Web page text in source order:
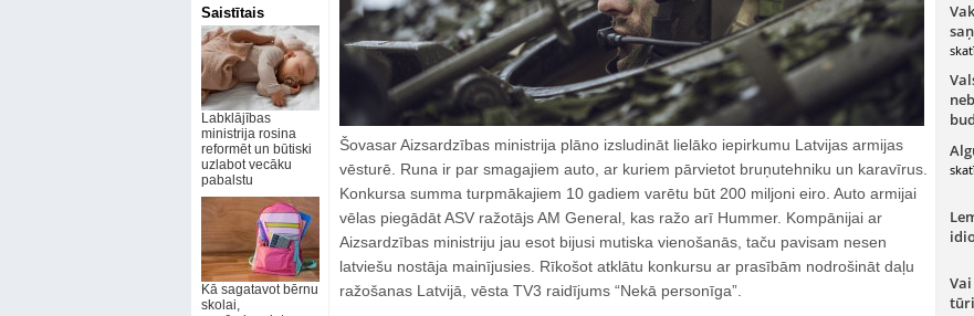
Saistītais
Labklājības
ministrija rosina
reformēt un būtiski
uzlabot vecāku
pabalstu
Kā sagatavot bērnu
skolai,
Šovasar Aizsardzības ministrija plāno izsludināt lielāko iepirkumu Latvijas armijas
vēsturē. Runa ir par smagajiem auto, ar kuriem pārvietot bruņutehniku un karavīrus.
Konkursa summa turpmākajiem 10 gadiem varētu būt 200 miljoni eiro. Auto armijai
vēlas piegādāt ASV ražotājs AM General, kas ražo arī Hummer. Kompānijai ar
Aizsardzības ministriju jau esot bijusi mutiska vienošanās, taču pavisam nesen
latviešu nostāja mainījusies. Rīkošot atklātu konkursu ar prasībām nodrošināt daļu
ražošanas Latvijā, vēsta TV3 raidījums “Nekā personīga”.